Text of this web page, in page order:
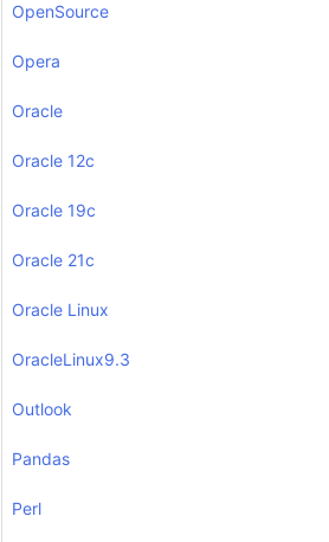
OpenSource
Opera
Oracle
Oracle 12c
Oracle 19c
Oracle 21c
Oracle Linux
OracleLinux9.3
Outlook
Pandas
Perl